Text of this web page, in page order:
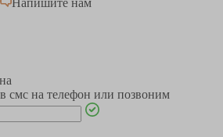
Напишите нам
смс на телефон или позвоним